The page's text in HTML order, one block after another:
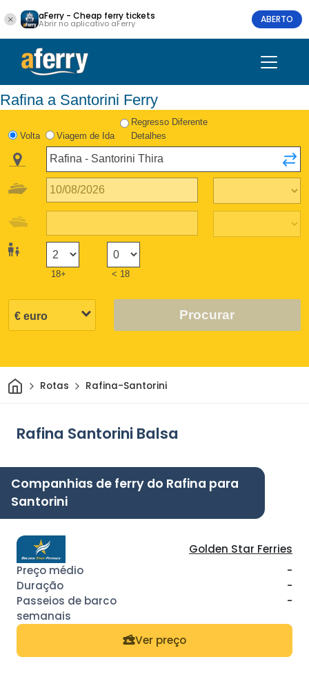
aFerry - Cheap ferry tickets
Abrir no aplicativo aFerry ABERTO
Rafina a Santorini Ferry
Volta Viagem de Ida
Regresso Diferente
Detalhes
18+ < 18
Procurar
CasaRotas Rafina-Santorini
Rafina Santorini Balsa
Companhias de ferry do Rafina para
Santorini
Golden Star Ferries
-
-
-
Ver preço